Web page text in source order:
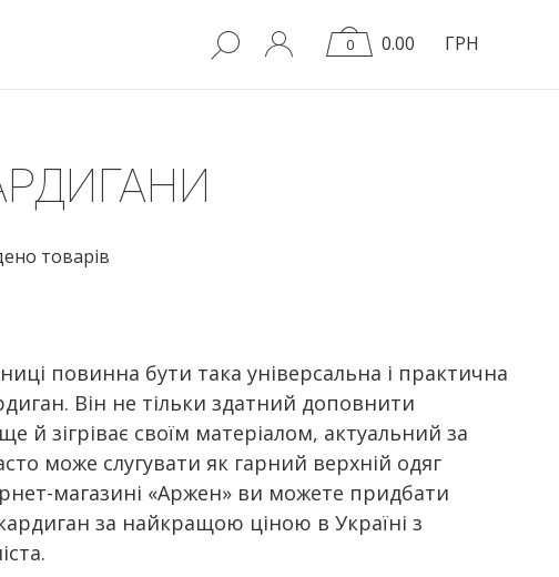
0 0.00 ГРН
повинна бути така універсальна і практична
Він не тільки здатний доповнити
й зігріває своїм матеріалом, актуальний за
може слугувати як гарний верхній одяг
магазині «Аржен» ви можете придбати
за найкращою ціною в Україні з
товарів